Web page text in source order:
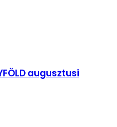
augusztusi